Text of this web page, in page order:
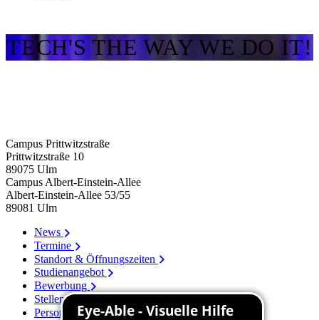
TECH'S THE WAY WE DO IT!
Campus Prittwitzstraße
Prittwitzstraße 10
89075 Ulm
Campus Albert-Einstein-Allee
Albert-Einstein-Allee 53/​55
89081 Ulm
News
Termine
Standort & Öffnungszeiten
Studienangebot
Bewerbung
Stellenangebote
Personenverzeichnis